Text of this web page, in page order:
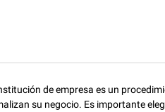
de empresa es un
su negocio. Es importante